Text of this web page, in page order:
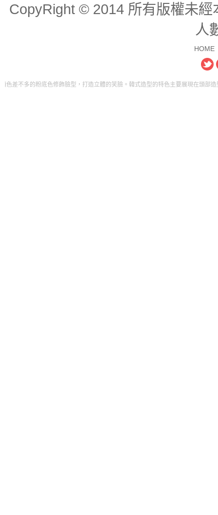
CopyRight © 2014 所有版權未
人
HOME
色修飾臉型，打造立體的笑臉。韓式造型的特色主要展現在頭部造型上。隨